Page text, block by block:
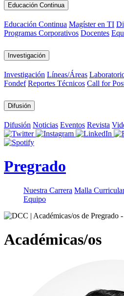
Educación Continua
Educación Continua Magíster en TI
Programas Corporativos Docentes
Investigación
Investigación Líneas/Áreas
Fondef Reportes Técnicos Call for
Difusión
Difusión Noticias Eventos Revista
Pregrado
Nuestra Carrera Malla
Equipo
Académicas/os